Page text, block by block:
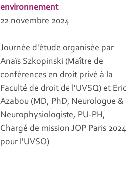
environnement
22 novembre 2024
Journée d'étude organisée par
Anaïs Szkopinski (Maître de
conférences en droit privé à la
Faculté de droit de l'UVSQ) et Eric
Azabou (MD, PhD, Neurologue &
Neurophysiologiste, PU-PH,
Chargé de mission JOP Paris 2024
pour l'UVSQ)